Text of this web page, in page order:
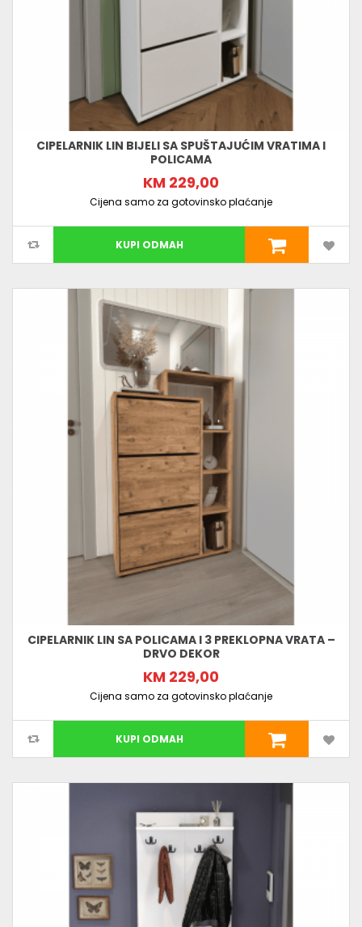
CIPELARNIK LIN BIJELI SA SPUŠTAJUĆIM VRATIMA I
POLICAMA
KM 229,00
Cijena samo za gotovinsko plaćanje
KUPI ODMAH
CIPELARNIK LIN SA POLICAMA I 3 PREKLOPNA VRATA –
DRVO DEKOR
KM 229,00
Cijena samo za gotovinsko plaćanje
KUPI ODMAH